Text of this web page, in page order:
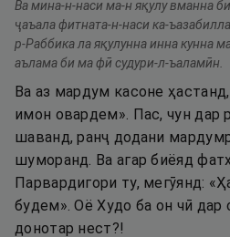
Ва мина-н-наси ма-н яқулу вманна
ҷаъала фитната-н-наси ка-
р-Раббика ла яқулунна инна кунна
аълама би ма фӣ судури-л-ъаламӣн.
Ва аз мардум касоне
имон овардем». Пас, чун дар
шаванд, ранҷ додани
шуморанд. Ва агар биёяд
Парвардигори ту, мегӯянд:
будем». Оё Худо ба он чӣ дар
донотар нест?!